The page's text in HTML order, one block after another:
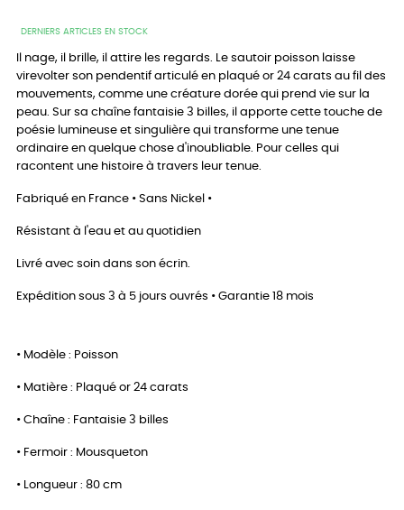
DERNIERS ARTICLES EN STOCK
Il nage, il brille, il attire les regards. Le sautoir poisson laisse
virevolter son pendentif articulé en plaqué or 24 carats au fil des
mouvements, comme une créature dorée qui prend vie sur la
peau. Sur sa chaîne fantaisie 3 billes, il apporte cette touche de
poésie lumineuse et singulière qui transforme une tenue
ordinaire en quelque chose d'inoubliable. Pour celles qui
racontent une histoire à travers leur tenue.
Fabriqué en France • Sans Nickel •
Résistant à l'eau et au quotidien
Livré avec soin dans son écrin.
Expédition sous 3 à 5 jours ouvrés • Garantie 18 mois
• Modèle : Poisson
• Matière : Plaqué or 24 carats
• Chaîne : Fantaisie 3 billes
• Fermoir : Mousqueton
• Longueur : 80 cm